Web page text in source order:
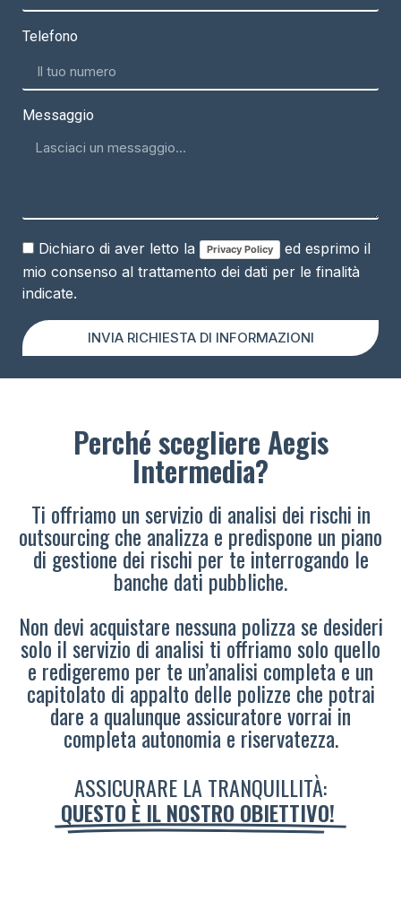
Telefono
Messaggio
Dichiaro di aver letto la Privacy Policy
ed esprimo il
mio consenso al trattamento dei dati per le finalità
indicate.
INVIA RICHIESTA DI INFORMAZIONI
Perché scegliere Aegis
Intermedia?
Ti offriamo un servizio di analisi dei rischi in
outsourcing che analizza e predispone un piano
di gestione dei rischi per te interrogando le
banche dati pubbliche.
Non devi acquistare nessuna polizza se desideri
solo il servizio di analisi ti offriamo solo quello
e redigeremo per te un’analisi completa e un
capitolato di appalto delle polizze che potrai
dare a qualunque assicuratore vorrai in
completa autonomia e riservatezza.
ASSICURARE LA TRANQUILLITÀ:
QUESTO È IL NOSTRO OBIETTIVO!